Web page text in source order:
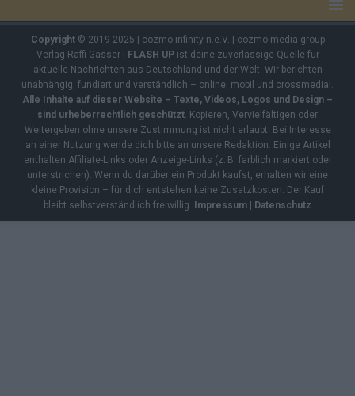
Copyright© 2019-2025 | cozmo infinity n.e.V. | cozmo media group
Verlag Raffi Gasser | FLASH UPist deine zuverlässige Quelle für
aktuelle Nachrichten aus Deutschland und der Welt. Wir berichten
unabhängig, fundiert und verständlich – online, mobil und crossmedial.
Alle Inhalte auf dieser Website – Texte, Videos, Logos und Design –
sind urheberrechtlich geschützt . Kopieren, Vervielfältigen oder
Weitergeben ohne unsere Zustimmung ist nicht erlaubt. Bei Interesse
an einer Nutzung wende dich bitte an unsere Redaktion. Einige Artikel
enthalten Affiliate-Links oder Anzeige-Links (z. B. farblich markiert oder
unterstrichen). Wenn du darüber ein Produkt kaufst, erhalten wir eine
kleine Provision – für dich entstehen keine Zusatzkosten. Der Kauf
bleibt selbstverständlich freiwillig. Impressum | Datenschutz